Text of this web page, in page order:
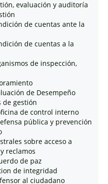
evaluación y auditoría
de cuentas ante la
de cuentas a la
de inspección,
de Desempeño
de gestión
de control interno
pública y prevención
sobre acceso a
reclamos
de paz
de integridad
al ciudadano